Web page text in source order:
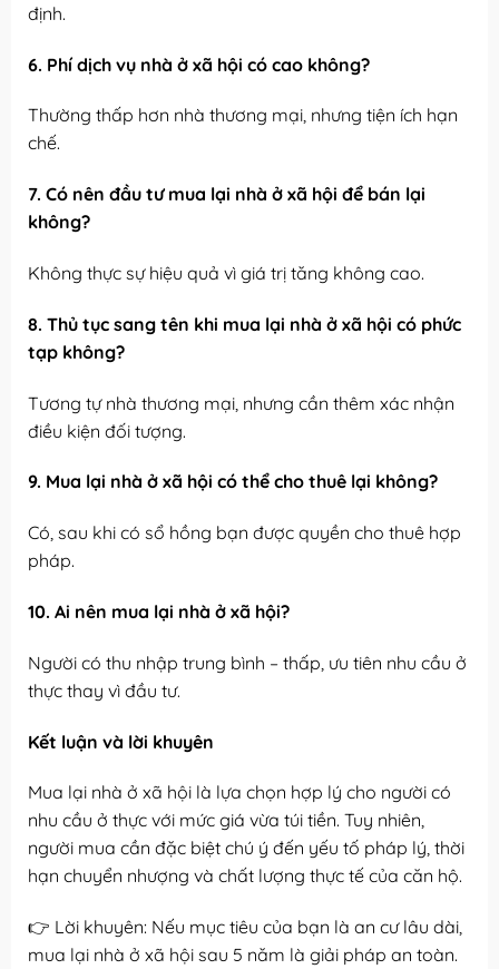
định.
6. Phí dịch vụ nhà ở xã hội có cao không?
Thường thấp hơn nhà thương mại, nhưng tiện ích hạn
chế.
7. Có nên đầu tư mua lại nhà ở xã hội để bán lại
không?
Không thực sự hiệu quả vì giá trị tăng không cao.
8. Thủ tục sang tên khi mua lại nhà ở xã hội có phức
tạp không?
Tương tự nhà thương mại, nhưng cần thêm xác nhận
điều kiện đối tượng.
9. Mua lại nhà ở xã hội có thể cho thuê lại không?
Có, sau khi có sổ hồng bạn được quyền cho thuê hợp
pháp.
10. Ai nên mua lại nhà ở xã hội?
Người có thu nhập trung bình – thấp, ưu tiên nhu cầu ở
thực thay vì đầu tư.
Kết luận và lời khuyên
Mua lại nhà ở xã hội là lựa chọn hợp lý cho người có
nhu cầu ở thực với mức giá vừa túi tiền. Tuy nhiên,
người mua cần đặc biệt chú ý đến yếu tố pháp lý, thời
hạn chuyển nhượng và chất lượng thực tế của căn hộ.
👉 Lời khuyên: Nếu mục tiêu của bạn là an cư lâu dài,
mua lại nhà ở xã hội sau 5 năm là giải pháp an toàn.